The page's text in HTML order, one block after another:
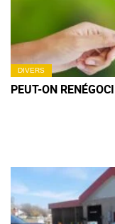
DIVERS
PEUT-ON